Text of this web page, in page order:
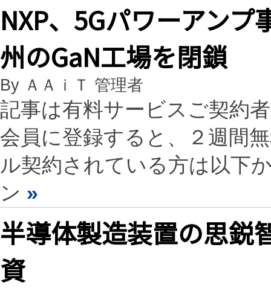
NXP、5Gパワーアン
州のGaN工場を閉鎖
By ＡＡｉＴ 管理者
記事は有料サービスご契約
会員に登録すると、２週間
ル契約されている方は以下
ン »
半導体製造装置の思鋭
資